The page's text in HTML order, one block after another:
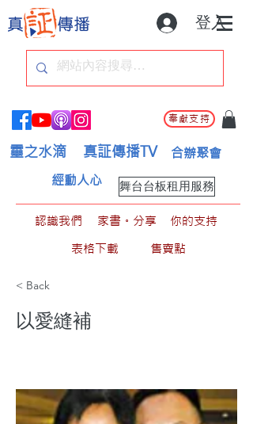
登入
奉獻支持
靈之水滴 真証傳播TV 合辦聚會
舞台台板租用服務
經動人心
認識我們 家書。分享
你的支持
表格下載
售賣點
< Back
以愛縫補